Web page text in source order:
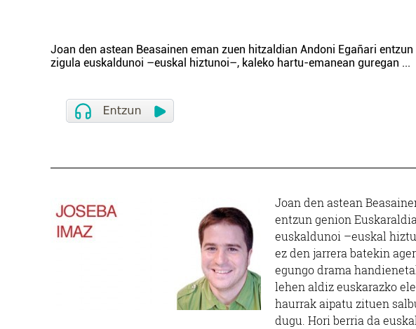
Joan den astean Beasainen eman zuen hitzaldian Andoni Egañari
zigula euskaldunoi –euskal hiztunoi–, kaleko hartu-emanean guregan ...
Joan den astean
entzun genion
euskaldunoi –euskal
ez den jarrera batekin
egungo drama
lehen aldiz euskarazko
haurrak aipatu zituen
dugu. Hori berria da